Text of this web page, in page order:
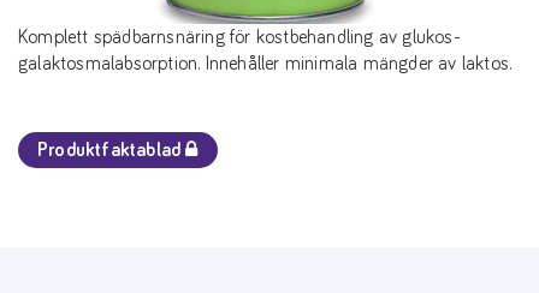
Komplett spädbarnsnäring för kostbehandling av glukos-
galaktosmalabsorption. Innehåller minimala mängder av laktos.
Produktfaktablad